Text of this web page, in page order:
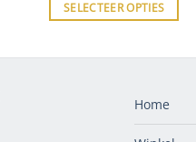
SELECTEER OPTIES
Home